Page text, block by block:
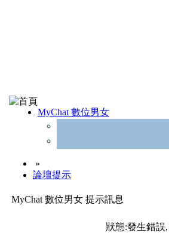
MyChat 數位男女
»
論壇提示
MyChat 數位男女 提示訊息
狀態:發生錯誤